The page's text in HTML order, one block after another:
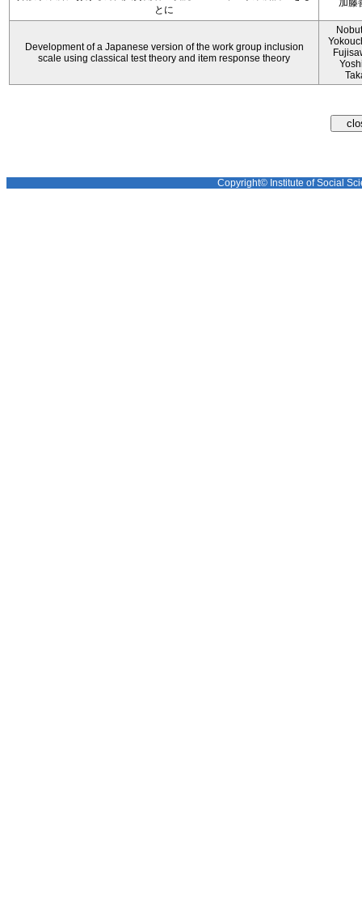
とに
加藤
Development of a Japanese version of the work group inclusion
scale using classical test theory and item response theory
Copyright© Institute of Social